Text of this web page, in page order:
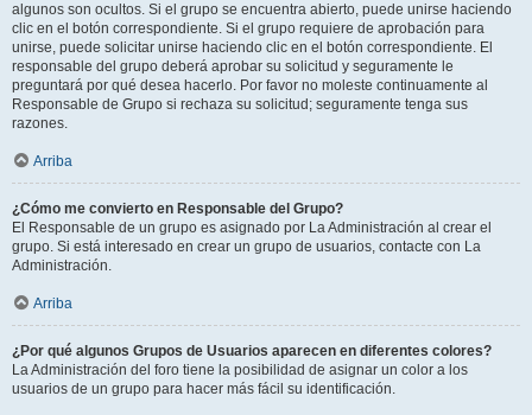
algunos son ocultos. Si el grupo se encuentra abierto, puede unirse haciendo
clic en el botón correspondiente. Si el grupo requiere de aprobación para
unirse, puede solicitar unirse haciendo clic en el botón correspondiente. El
responsable del grupo deberá aprobar su solicitud y seguramente le
preguntará por qué desea hacerlo. Por favor no moleste continuamente al
Responsable de Grupo si rechaza su solicitud; seguramente tenga sus
razones.
Arriba
¿Cómo me convierto en Responsable del Grupo?
El Responsable de un grupo es asignado por La Administración al crear el
grupo. Si está interesado en crear un grupo de usuarios, contacte con La
Administración.
Arriba
¿Por qué algunos Grupos de Usuarios aparecen en diferentes colores?
La Administración del foro tiene la posibilidad de asignar un color a los
usuarios de un grupo para hacer más fácil su identificación.